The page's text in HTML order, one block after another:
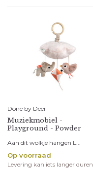
Done by Deer
Muziekmobiel -
Playground - Powder
Aan dit wolkje hangen L...
Op voorraad
Levering kan iets langer duren